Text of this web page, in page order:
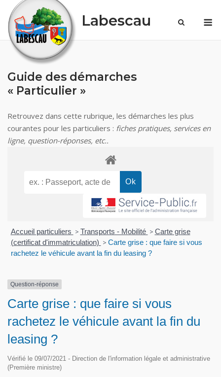
content
Labescau
Guide des démarches
« Particulier »
Retrouvez dans cette rubrique, les démarches les plus
courantes pour les particuliers : fiches pratiques, services en
ligne, question-réponses, etc..
Accueil particuliers > Transports - Mobilité > Carte grise
(certificat d'immatriculation) > Carte grise : que faire si vous
rachetez le véhicule avant la fin du leasing ?
Question-réponse
Carte grise : que faire si vous
rachetez le véhicule avant la fin du
leasing ?
Vérifié le 09/07/2021 - Direction de l'information légale et administrative
(Première ministre)